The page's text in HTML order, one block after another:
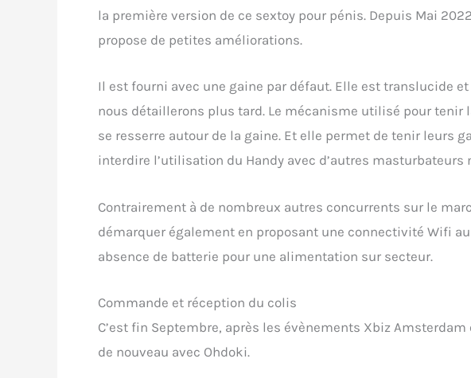
la première version de ce sextoy pour pénis. Depuis Mai
propose de petites améliorations.
Il est fourni avec une gaine par défaut. Elle est translucide
nous détaillerons plus tard. Le mécanisme utilisé pour tenir
se resserre autour de la gaine. Et elle permet de tenir leurs
interdire l’utilisation du Handy avec d’autres masturbateurs
Contrairement à de nombreux autres concurrents sur le
démarquer également en proposant une connectivité Wifi
absence de batterie pour une alimentation sur secteur.
Commande et réception du colis
C’est fin Septembre, après les évènements Xbiz
de nouveau avec Ohdoki.